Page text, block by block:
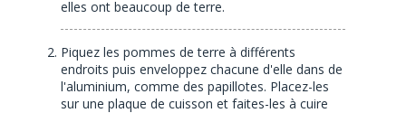
elles ont beaucoup de terre.
Piquez les pommes de terre à différents
endroits puis enveloppez chacune d'elle dans de
l'aluminium, comme des papillotes. Placez-les
sur une plaque de cuisson et faites-les à cuire